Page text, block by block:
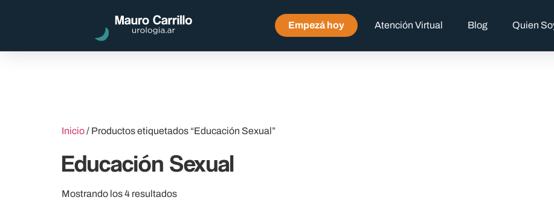
Empezá hoy Atención Virtual Blog Quien
Inicio/ Productos etiquetados “Educación Sexual”
Educación Sexual
Mostrando los 4 resultados